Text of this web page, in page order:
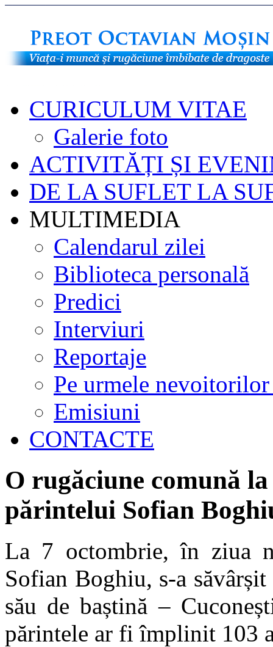
CURICULUM VITAE
Galerie foto
ACTIVITĂȚI ȘI
DE LA SUFLET LA
MULTIMEDIA
Calendarul zilei
Biblioteca personală
Predici
Interviuri
Reportaje
Pe urmele nevoitorilor
Emisiuni
CONTACTE
O rugăciune comună
părintelui Sofian
La 7 octombrie, în ziua
Sofian Boghiu, s-a
său de baștină –
părintele ar fi împlinit 103